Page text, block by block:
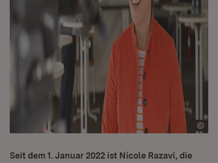
Seit dem 1. Januar 2022 ist Nicole Razavi, die